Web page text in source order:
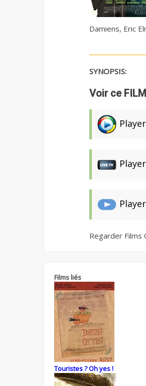
Damiens, Eric
SYNOPSIS:
Voir ce FILM
Regarder
Films liés
Touristes ? Oh yes !